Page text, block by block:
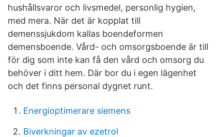
hushållsvaror och livsmedel, personlig hygien,
med mera. När det är kopplat till
demenssjukdom kallas boendeformen
demensboende. Vård- och omsorgsboende är till
för dig som inte kan få den vård och omsorg du
behöver i ditt hem. Där bor du i egen lägenhet
och det finns personal dygnet runt.
Energioptimerare siemens
Biverkningar av ezetrol